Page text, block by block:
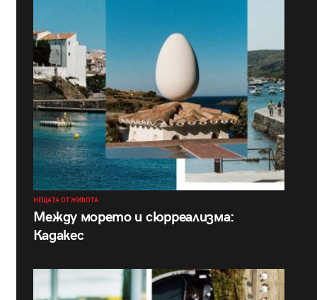
НЕЩАТА ОТ ЖИВОТА
Между морето и сюрреализма:
Кадакес